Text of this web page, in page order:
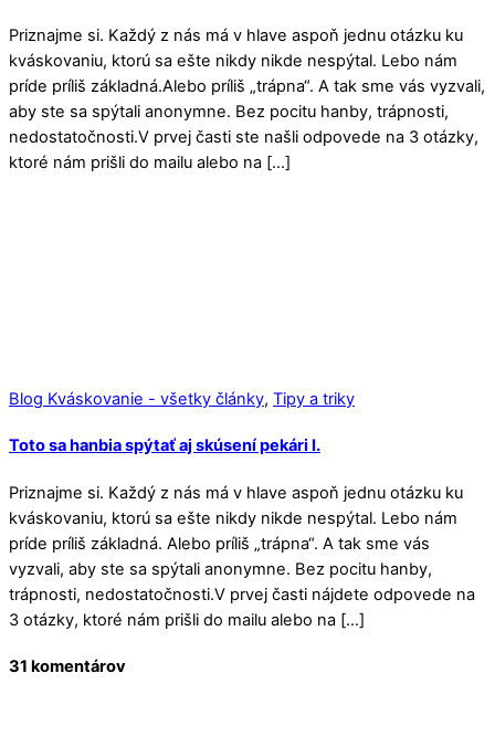
Priznajme si. Každý z nás má v hlave aspoň jednu otázku ku
kváskovaniu, ktorú sa ešte nikdy nikde nespýtal. Lebo nám
príde príliš základná.Alebo príliš „trápna“. A tak sme vás vyzvali,
aby ste sa spýtali anonymne. Bez pocitu hanby, trápnosti,
nedostatočnosti.V prvej časti ste našli odpovede na 3 otázky,
ktoré nám prišli do mailu alebo na […]
Blog Kváskovanie - všetky články, Tipy a triky
Toto sa hanbia spýtať aj skúsení pekári I.
Priznajme si. Každý z nás má v hlave aspoň jednu otázku ku
kváskovaniu, ktorú sa ešte nikdy nikde nespýtal. Lebo nám
príde príliš základná. Alebo príliš „trápna“. A tak sme vás
vyzvali, aby ste sa spýtali anonymne. Bez pocitu hanby,
trápnosti, nedostatočnosti.V prvej časti nájdete odpovede na
3 otázky, ktoré nám prišli do mailu alebo na […]
31 komentárov